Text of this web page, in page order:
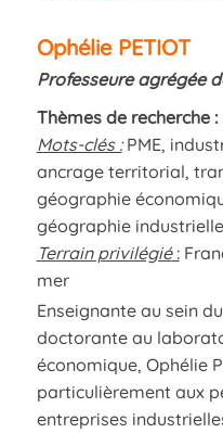
Ophélie PETIOT
Professeure agrégée
Thèmes de recherche :
Mots-clés : PME,
ancrage territorial,
géographie
géographie
Terrain privilégié:
mer
Enseignante au sein
doctorante au
économique, Ophélie
particulièrement aux
entreprises